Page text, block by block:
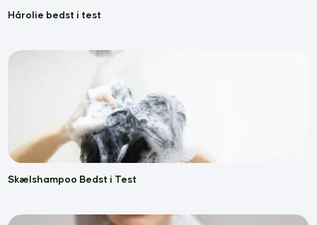
Hårolie bedst i test
Skælshampoo Bedst i Test